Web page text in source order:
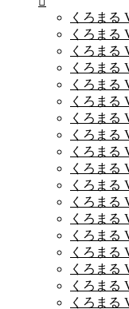
くろまる
くろまる
くろまる
くろまる
くろまる
くろまる
くろまる
くろまる
くろまる
くろまる
くろまる
くろまる
くろまる
くろまる
くろまる
くろまる
くろまる
くろまる